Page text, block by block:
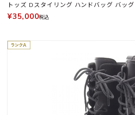
トッズ Dスタイリング ハンドバッグ バッ
¥35,000税込